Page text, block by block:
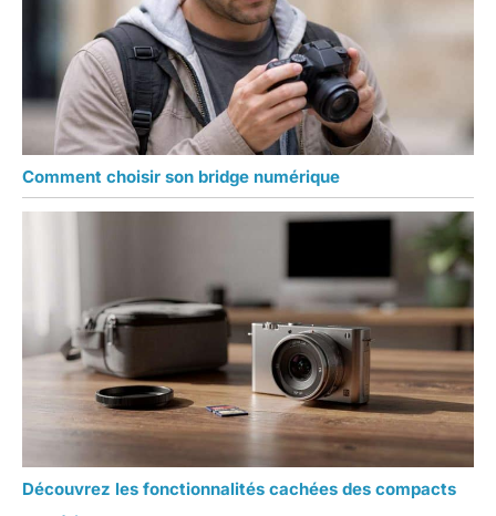
Comment choisir son bridge numérique
Découvrez les fonctionnalités cachées des compacts